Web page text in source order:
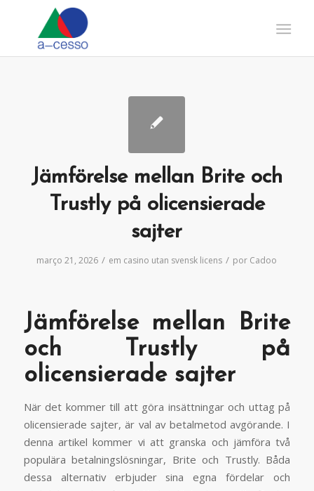
Jämförelse mellan Brite och
Trustly på olicensierade
sajter
março 21, 2026 / em casino utan svensk licens / por Cadoo
Jämförelse mellan Brite
och Trustly på
olicensierade sajter
När det kommer till att göra insättningar och uttag på
olicensierade sajter, är val av betalmetod avgörande. I
denna artikel kommer vi att granska och jämföra två
populära betalningslösningar, Brite och Trustly. Båda
dessa alternativ erbjuder sina egna fördelar och